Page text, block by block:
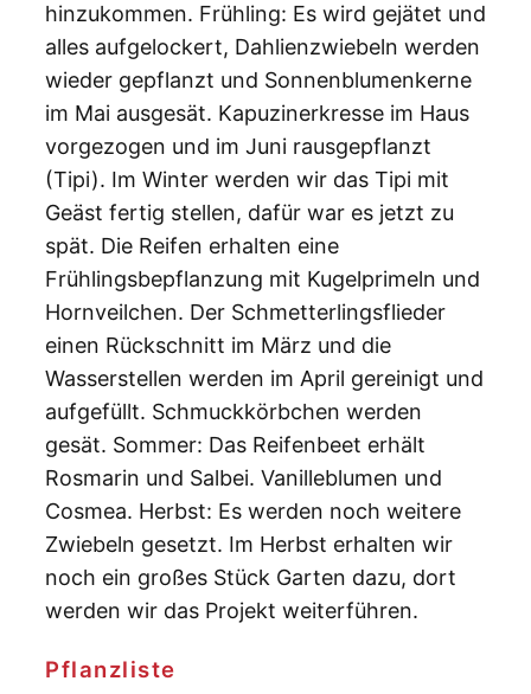
hinzukommen. Frühling: Es wird gejätet und
alles aufgelockert, Dahlienzwiebeln werden
wieder gepflanzt und Sonnenblumenkerne
im Mai ausgesät. Kapuzinerkresse im Haus
vorgezogen und im Juni rausgepflanzt
(Tipi). Im Winter werden wir das Tipi mit
Geäst fertig stellen, dafür war es jetzt zu
spät. Die Reifen erhalten eine
Frühlingsbepflanzung mit Kugelprimeln und
Hornveilchen. Der Schmetterlingsflieder
einen Rückschnitt im März und die
Wasserstellen werden im April gereinigt und
aufgefüllt. Schmuckkörbchen werden
gesät. Sommer: Das Reifenbeet erhält
Rosmarin und Salbei. Vanilleblumen und
Cosmea. Herbst: Es werden noch weitere
Zwiebeln gesetzt. Im Herbst erhalten wir
noch ein großes Stück Garten dazu, dort
werden wir das Projekt weiterführen.
Pflanzliste